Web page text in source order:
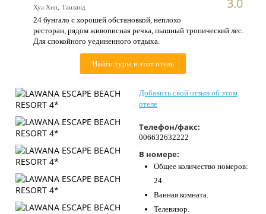
Страны
Как купить
Контакты
3.0
Хуа Хин, Таиланд
24 бунгало с хорошей обстановкой, неплохо
ресторан, рядом живописная речка, пышный тропический лес.
Для спокойного уединенного отдыха.
Найти туры в этот отель
Добавить свой отзыв об этом
отеле
Телефон/факс:
006632632222
В номере:
Общее количество номеров:
24.
Ванная комната.
Телевизор.